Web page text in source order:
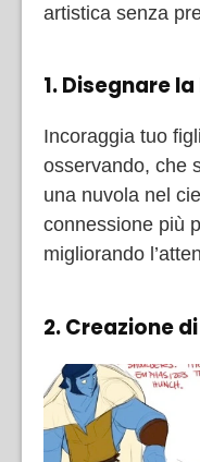
artistica senza
1. Disegnare
Incoraggia tuo
osservando, che
una nuvola nel
connessione più
migliorando
2. Creazione